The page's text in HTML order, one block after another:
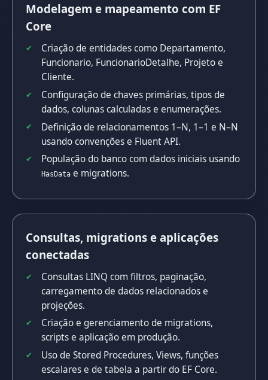
Modelagem e mapeamento com EF
Core
Criação de entidades como Departamento,
Funcionario, FuncionarioDetalhe, Projeto e
Cliente.
Configuração de chaves primárias, tipos de
dados, colunas calculadas e enumerações.
Definição de relacionamentos 1–N, 1–1 e N–N
usando convenções e Fluent API.
População do banco com dados iniciais usando
HasDatae migrations.
Consultas, migrations e aplicações
conectadas
Consultas LINQ com filtros, paginação,
carregamento de dados relacionados e
projeções.
Criação e gerenciamento de migrations,
scripts e aplicação em produção.
Uso de Stored Procedures, Views, funções
escalares e de tabela a partir do EF Core.